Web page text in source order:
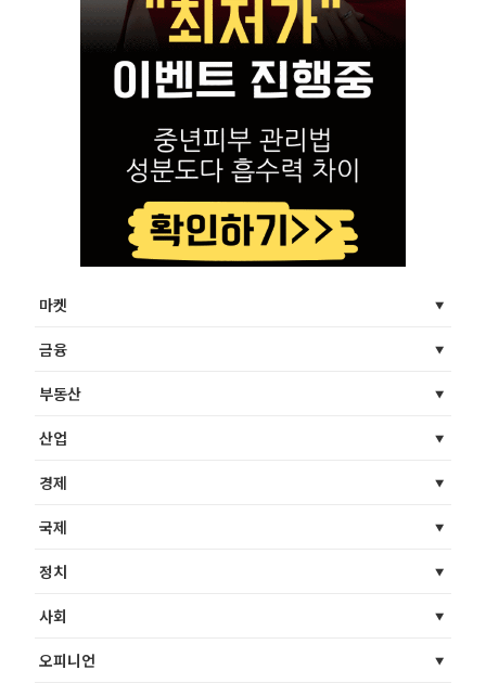
마켓
금융
부동산
산업
경제
국제
정치
사회
오피니언